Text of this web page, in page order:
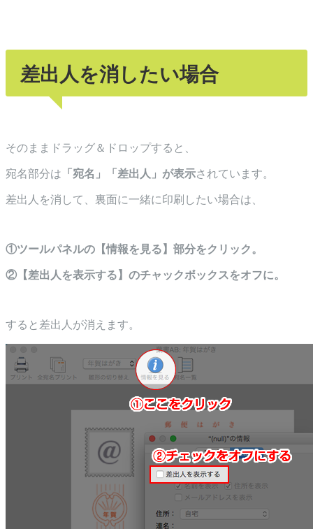
差出人を消したい場合
そのままドラッグ＆ドロップすると、
宛名部分は 「宛名」「差出人」が表示されています。
差出人を消して、裏面に一緒に印刷したい場合は、
①ツールパネルの【情報を見る】部分をクリック。
②【差出人を表示する】のチャックボックスをオフに。
すると差出人が消えます。